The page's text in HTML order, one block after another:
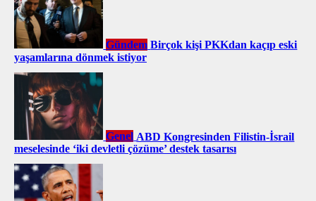
Gündem Birçok kişi PKKdan kaçıp eski
yaşamlarına dönmek istiyor
Genel ABD Kongresinden Filistin-İsrail
meselesinde ‘iki devletli çözüme’ destek tasarısı